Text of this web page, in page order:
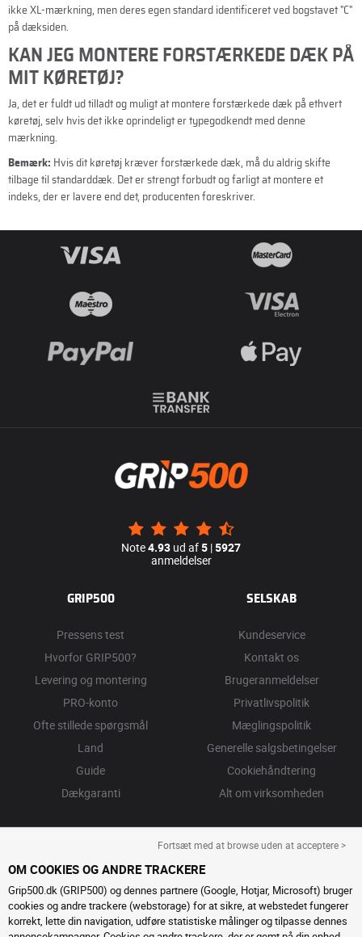
ikke XL-mærkning, men deres egen standard identificeret ved bogstavet "C"
på dæksiden.
KAN JEG MONTERE FORSTÆRKEDE DÆK PÅ
MIT KØRETØJ?
Ja, det er fuldt ud tilladt og muligt at montere forstærkede dæk på ethvert
køretøj, selv hvis det ikke oprindeligt er typegodkendt med denne
mærkning.
Bemærk: Hvis dit køretøj kræver forstærkede dæk, må du aldrig skifte
tilbage til standarddæk. Det er strengt forbudt og farligt at montere et
indeks, der er lavere end det, producenten foreskriver.
Note4.93 ud af5 |5927
anmeldelser
GRIP500
Pressens test
Hvorfor GRIP500?
Levering og montering
PRO-konto
Ofte stillede spørgsmål
Land
Guide
Dækgaranti
SELSKAB
Kundeservice
Kontakt os
Brugeranmeldelser
Privatlivspolitik
Mæglingspolitik
Generelle salgsbetingelser
Cookiehåndtering
Alt om virksomheden
Fortsæt med at browse uden at acceptere >
OM COOKIES OG ANDRE TRACKERE
Grip500.dk (GRIP500) og dennes partnere (Google, Hotjar, Microsoft) bruger
cookies og andre trackere (webstorage) for at sikre, at webstedet fungerer
korrekt, lette din navigation, udføre statistiske målinger og tilpasse dennes